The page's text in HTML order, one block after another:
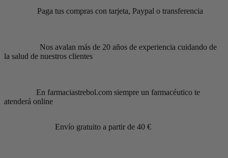
Paga tus compras con tarjeta, Paypal o transferencia
Nos avalan más de 20 años de experiencia cuidando de
la salud de nuestros clientes
En farmaciastrebol.com siempre un farmacéutico te
atenderá online
Envío gratuito a partir de 40 €